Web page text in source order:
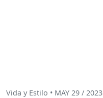
Vida y Estilo • MAY 29 / 2023